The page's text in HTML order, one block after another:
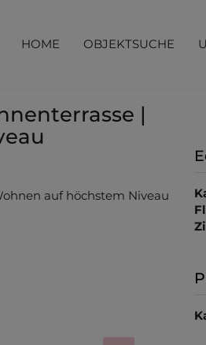
HOME OBJEKTSUCHE
|